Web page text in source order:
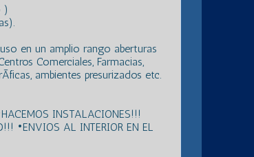
)
en un amplio rango aberturas
Comerciales, Farmacias,
ambientes presurizados etc.
INSTALACIONES!!!
•ENVIOS AL INTERIOR EN EL